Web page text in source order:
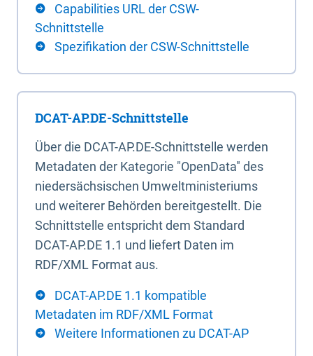
Capabilities URL der CSW-
Schnittstelle
Spezifikation der CSW-Schnittstelle
DCAT-AP.DE-Schnittstelle
Über die DCAT-AP.DE-Schnittstelle werden
Metadaten der Kategorie "OpenData" des
niedersächsischen Umweltministeriums
und weiterer Behörden bereitgestellt. Die
Schnittstelle entspricht dem Standard
DCAT-AP.DE 1.1 und liefert Daten im
RDF/XML Format aus.
DCAT-AP.DE 1.1 kompatible
Metadaten im RDF/XML Format
Weitere Informationen zu DCAT-AP